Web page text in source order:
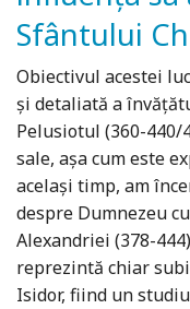
Sfântului
Obiectivul acestei
şi detaliată a
Pelusiotul (360-440/
sale, aşa cum este
acelaşi timp, am
despre Dumnezeu
Alexandriei (378-
reprezintă chiar
Isidor, fiind un